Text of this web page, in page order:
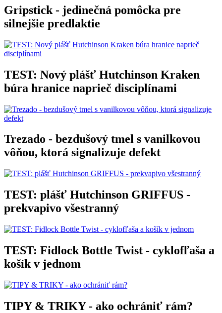
Gripstick - jedinečná pomôcka pre
silnejšie predlaktie
TEST: Nový plášť Hutchinson Kraken
búra hranice naprieč disciplínami
Trezado - bezdušový tmel s vanilkovou
vôňou, ktorá signalizuje defekt
TEST: plášť Hutchinson GRIFFUS -
prekvapivo všestranný
TEST: Fidlock Bottle Twist - cyklofľaša a
košík v jednom
TIPY & TRIKY - ako ochrániť rám?